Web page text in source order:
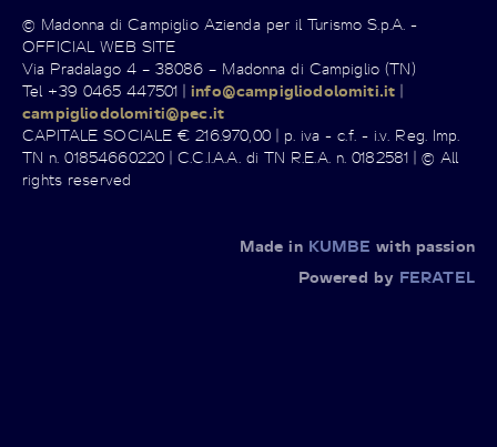
© Madonna di Campiglio Azienda per il Turismo S.p.A. -
OFFICIAL WEB SITE
Via Pradalago 4 – 38086 – Madonna di Campiglio (TN)
Tel +39 0465 447501 |info@campigliodolomiti.it |
campigliodolomiti@pec.it
CAPITALE SOCIALE € 216.970,00 | p. iva - c.f. - i.v. Reg. Imp.
TN n. 01854660220 | C.C.I.A.A. di TN R.E.A. n. 0182581 | © All
rights reserved
Made in KUMBE with passion
Powered by FERATEL